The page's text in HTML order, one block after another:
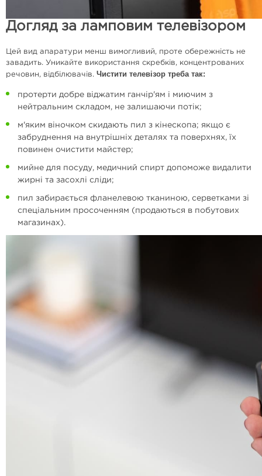
Догляд за ламповим телевізором
Цей вид апаратури менш вимогливий, проте обережність не
завадить. Уникайте використання скребків, концентрованих
речовин, відбілювачів. Чистити телевізор треба так:
протерти добре віджатим ганчір'ям і миючим з
нейтральним складом, не залишаючи потік;
м'яким віночком скидають пил з кінескопа; якщо є
забруднення на внутрішніх деталях та поверхнях, їх
повинен очистити майстер;
мийне для посуду, медичний спирт допоможе видалити
жирні та засохлі сліди;
пил забирається фланелевою тканиною, серветками зі
спеціальним просоченням (продаються в побутових
магазинах).